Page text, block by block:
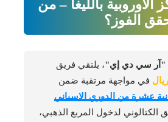
الأوروبية بالليغا – من
الفوز؟
"آر سي دي إي"، يلتقي فريق
في مواجهة مرتقبة ضمن
عشرة من الدوري الإسباني
الكتالوني لدخول المربع الذهبي،